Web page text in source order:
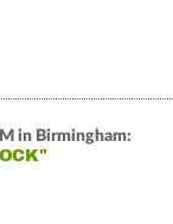
in Birmingham: